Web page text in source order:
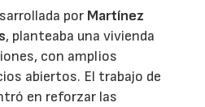
por Martínez
, planteaba una vivienda
con amplios
abiertos. El trabajo de
en reforzar las